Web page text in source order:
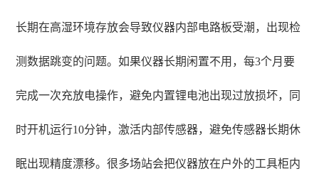
长期在高湿环境存放会导致仪器内部电路板受潮，出现检
测数据跳变的问题。如果仪器长期闲置不用，每3个月要
完成一次充放电操作，避免内置锂电池出现过放损坏，同
时开机运行10分钟，激活内部传感器，避免传感器长期休
眠出现精度漂移。很多场站会把仪器放在户外的工具柜内